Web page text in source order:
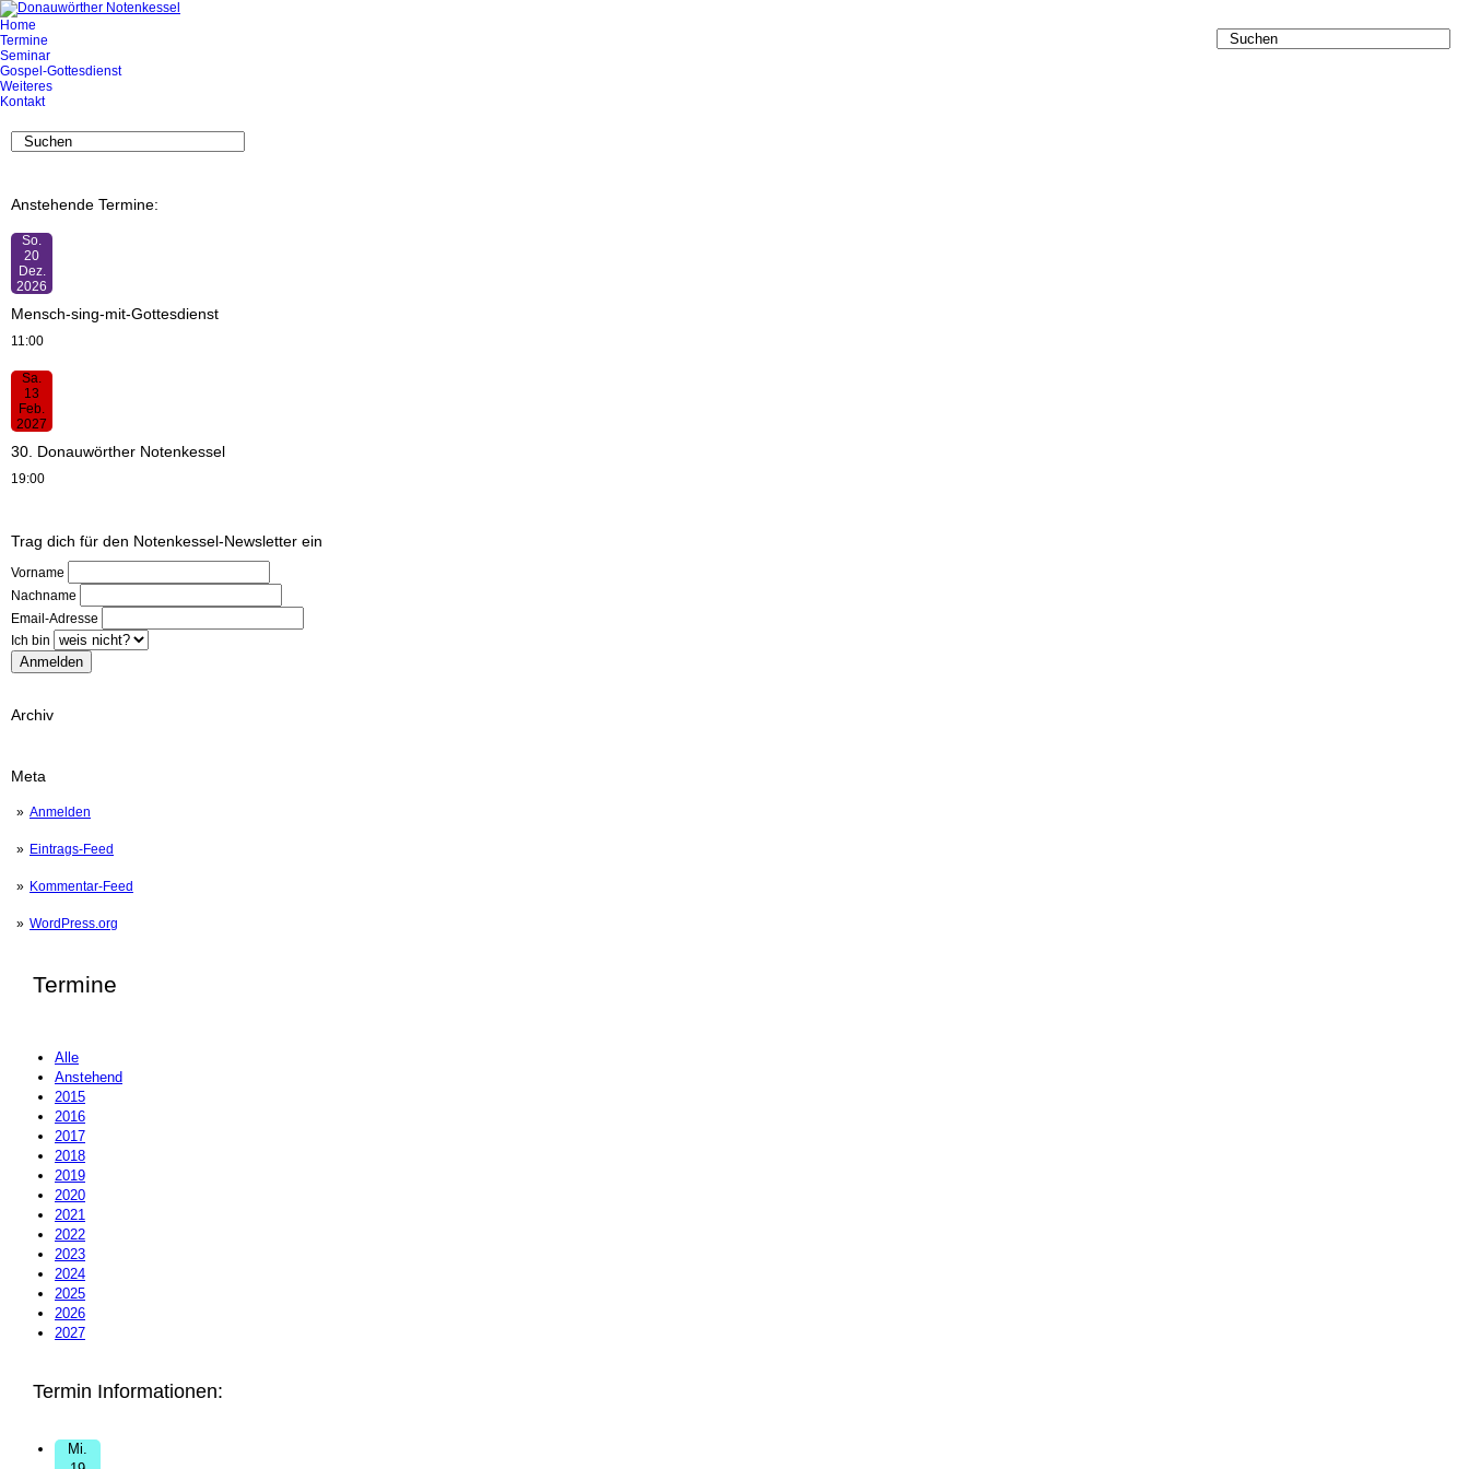
Home
Termine
Seminar
Gospel-Gottesdienst
Weiteres
Kontakt
Anstehende Termine:
So.
20
Dez.
2026
Mensch-sing-mit-Gottesdienst
11:00
Sa.
13
Feb.
2027
30. Donauwörther Notenkessel
19:00
Trag dich für den Notenkessel-Newsletter ein
Vorname
Nachname
Email-Adresse
Ich bin
Archiv
Meta
Anmelden
Eintrags-Feed
Kommentar-Feed
WordPress.org
Termine
Alle
Anstehend
2015
2016
2017
2018
2019
2020
2021
2022
2023
2024
2025
2026
2027
Termin Informationen:
Mi.